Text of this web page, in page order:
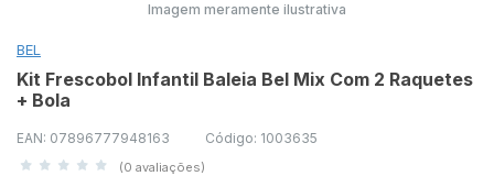
Imagem meramente ilustrativa
BEL
Kit Frescobol Infantil Baleia Bel Mix Com 2 Raquetes
+ Bola
EAN: 07896777948163 Código: 1003635
(0 avaliações)